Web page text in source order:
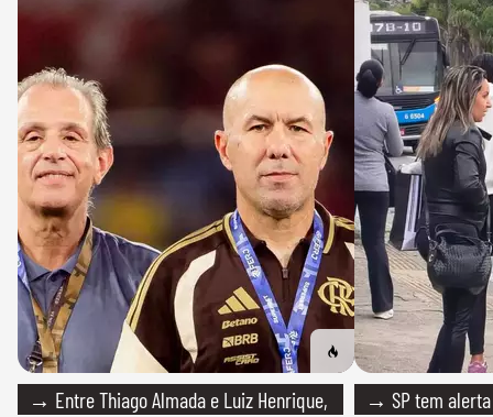
→ Entre Thiago Almada e Luiz Henrique,
→ SP tem